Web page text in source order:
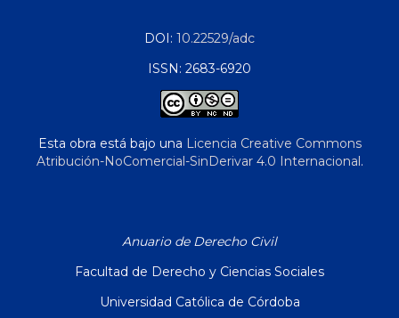
DOI: 10.22529/adc
ISSN: 2683-6920
Esta obra está bajo una Licencia Creative Commons
Atribución-NoComercial-SinDerivar 4.0 Internacional.
Anuario de Derecho Civil
Facultad de Derecho y Ciencias Sociales
Universidad Católica de Córdoba